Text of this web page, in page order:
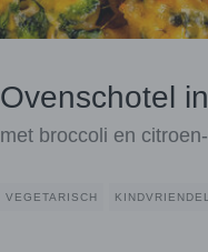
Ovenschotel
met broccoli en
VEGETARISCH